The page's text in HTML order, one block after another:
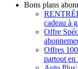
Bons plans
cadeau à
Offre
Offres
partout en